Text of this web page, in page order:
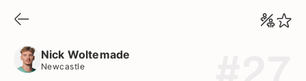
Nick Woltemade
Newcastle